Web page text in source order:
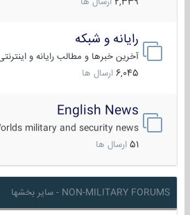
رایانه و شبکه
آخرین خبرها و مطالب رایانه و اینترنتی
6,045 ارسال ها
English News
Worlds military and security news
51 ارسال ها
NON-MILITARY FORUMS - سایر بخشها